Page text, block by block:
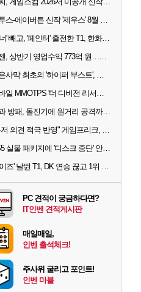
컴투스-에이버튼 신작 '제우스' 8월 26일 출시…"모두를 위한 경쟁"
'오너' 빼고, '페인터' 출전한 T1, 한화생명에 패배
웹젠, 상반기 영업수익 773억 원…순이익 89% 증가
검은사막 최초의 '하이퍼 부스트', 직접 해봤습니다
모바일 MMOTPS '더 디비전 리서전스', 6일 스팀에도 출시
검과 방패, 돌진기에 원거리 공격까지? 오버워치 '디몬' 플레이 영상
"유저 의견 적극 반영" 게임프리크, 비스트 오브 리인카네이션 개선 나선다
PS5 실물 패키지에 '디스크 중단' 안내 스티커 붙었다
'페이즈' 날뛴 T1, DK 연승 끊고 1위 지켜
PC 견적이 궁금하다면?
IT인벤 견적게시판
매일매일,
인벤 출석체크!
주사위 굴리고 포인트!
인벤 마블